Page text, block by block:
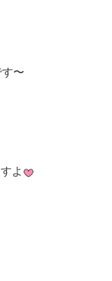
す〜
よ